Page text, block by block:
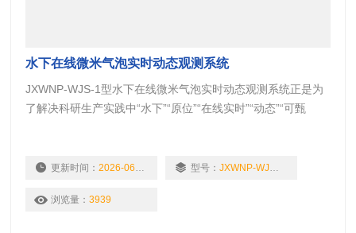
水下在线微米气泡实时动态观测系统
JXWNP-WJS-1型水下在线微米气泡实时动态观测系统正是为
了解决科研生产实践中“水下”“原位”“在线实时”“动态”“可甄
术，检测结果是“所见即所得”，还可甄别颗粒、胶体、气泡类
们更为简易地了解此类微小物体的生成、运动、作用模式。
更新时间：2026-06-11 型号：JXWNP-WJS-1 型
浏览量：3939